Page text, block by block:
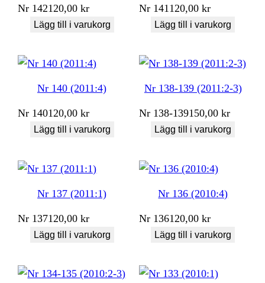
Nr 142120,00kr
Lägg till i varukorg
Nr 141 120,00kr
Lägg till i varukorg
Nr 140 (2011:4)
Nr 140120,00kr
Lägg till i varukorg
Nr 138-139 (2011:2-3)
Nr 138-139150,00kr
Lägg till i varukorg
Nr 137 (2011:1)
Nr 137120,00kr
Lägg till i varukorg
Nr 136 (2010:4)
Nr 136120,00kr
Lägg till i varukorg